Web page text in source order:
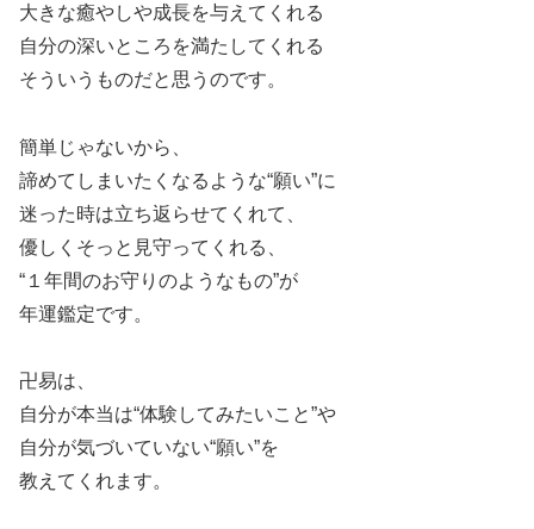
大きな癒やしや成長を与えてくれる
自分の深いところを満たしてくれる
そういうものだと思うのです。
簡単じゃないから、
諦めてしまいたくなるような“願い”に
迷った時は立ち返らせてくれて、
優しくそっと見守ってくれる、
“１年間のお守りのようなもの”が
年運鑑定です。
卍易は、
自分が本当は“体験してみたいこと”や
自分が気づいていない“願い”を
教えてくれます。